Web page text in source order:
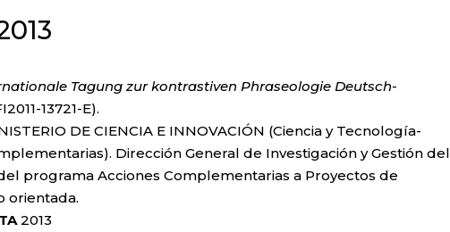
Tagung zur kontrastiven Phraseologie Deutsch-
13721-E).
DE CIENCIA E INNOVACIÓN (Ciencia y Tecnología-
Dirección General de Investigación y Gestión del
programa Acciones Complementarias a Proyectos de
orientada.
2013